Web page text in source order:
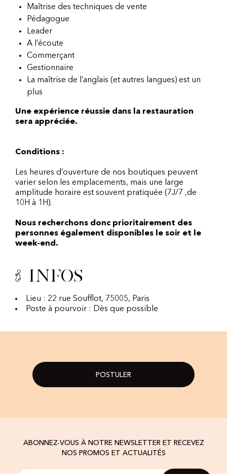
Maîtrise des techniques de vente
Pédagogue
Leader
A l’écoute
Commerçant
Gestionnaire
La maîtrise de l’anglais (et autres langues) est un
plus
Une expérience réussie dans la restauration
sera appréciée.
Conditions :
Les heures d’ouverture de nos boutiques peuvent
varier selon les emplacements, mais une large
amplitude horaire est souvent pratiquée (7J/7 ,de
10H à 1H).
Nous recherchons donc prioritairement des
personnes également disponibles le soir et le
week-end.
Infos
Lieu : 22 rue Soufflot, 75005, Paris
Poste à pourvoir : Dès que possible
POSTULER
ABONNEZ-VOUS À NOTRE NEWSLETTER ET RECEVEZ
NOS PROMOS ET ACTUALITÉS